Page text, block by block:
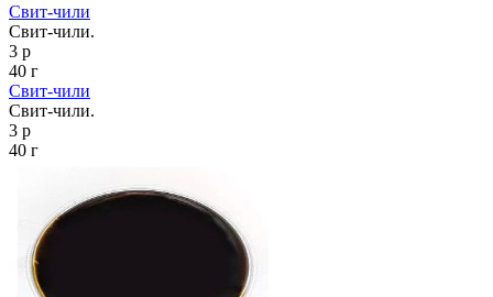
Свит-чили
Свит-чили.
3 р
40 г
Свит-чили
Свит-чили.
3 р
40 г